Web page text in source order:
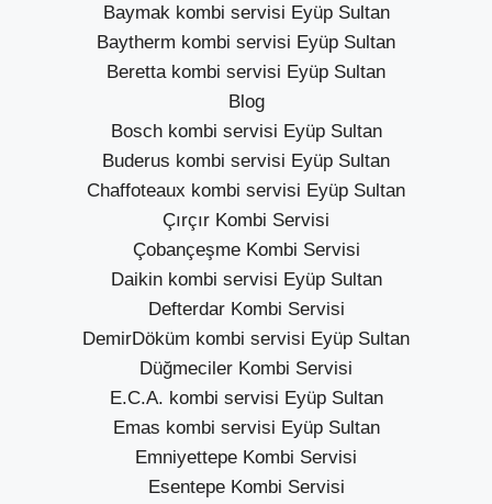
Baymak kombi servisi Eyüp Sultan
Baytherm kombi servisi Eyüp Sultan
Beretta kombi servisi Eyüp Sultan
Blog
Bosch kombi servisi Eyüp Sultan
Buderus kombi servisi Eyüp Sultan
Chaffoteaux kombi servisi Eyüp Sultan
Çırçır Kombi Servisi
Çobançeşme Kombi Servisi
Daikin kombi servisi Eyüp Sultan
Defterdar Kombi Servisi
DemirDöküm kombi servisi Eyüp Sultan
Düğmeciler Kombi Servisi
E.C.A. kombi servisi Eyüp Sultan
Emas kombi servisi Eyüp Sultan
Emniyettepe Kombi Servisi
Esentepe Kombi Servisi